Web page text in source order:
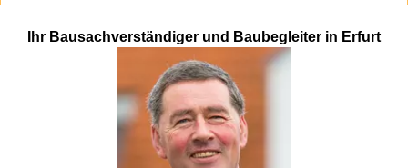
Ihr Bausachverständiger und Baubegleiter in Erfurt